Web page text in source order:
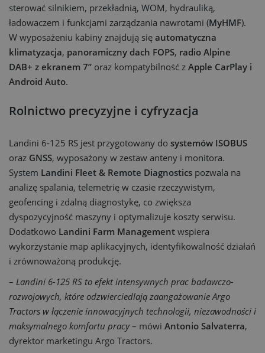
sterować silnikiem, przekładnią, WOM, hydrauliką,
ładowaczem i funkcjami zarządzania nawrotami (MyHMF).
W wyposażeniu kabiny znajdują się automatyczna
klimatyzacja, panoramiczny dach FOPS, radio Alpine
DAB+ z ekranem 7’’ oraz kompatybilność z Apple CarPlay i
Android Auto.
Rolnictwo precyzyjne i cyfryzacja
Landini 6-125 RS jest przygotowany do systemów ISOBUS
oraz GNSS, wyposażony w zestaw anteny i monitora.
System Landini Fleet & Remote Diagnostics pozwala na
analizę spalania, telemetrię w czasie rzeczywistym,
geofencing i zdalną diagnostykę, co zwiększa
dyspozycyjność maszyny i optymalizuje koszty serwisu.
Dodatkowo Landini Farm Management wspiera
wykorzystanie map aplikacyjnych, identyfikowalność działań
i zrównoważoną produkcję.
– Landini 6-125 RS to efekt intensywnych prac badawczo-
rozwojowych, które odzwierciedlają zaangażowanie Argo
Tractors w łączenie innowacyjnych technologii, niezawodności i
maksymalnego komfortu pracy– mówi Antonio Salvaterra,
dyrektor marketingu Argo Tractors.